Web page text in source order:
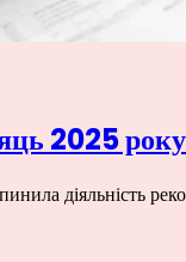
2025
діяльність